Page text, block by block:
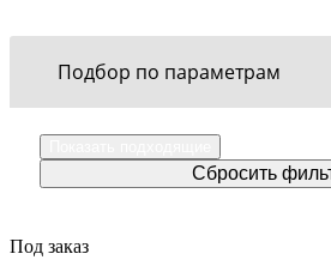
Подбор по параметрам
Под заказ